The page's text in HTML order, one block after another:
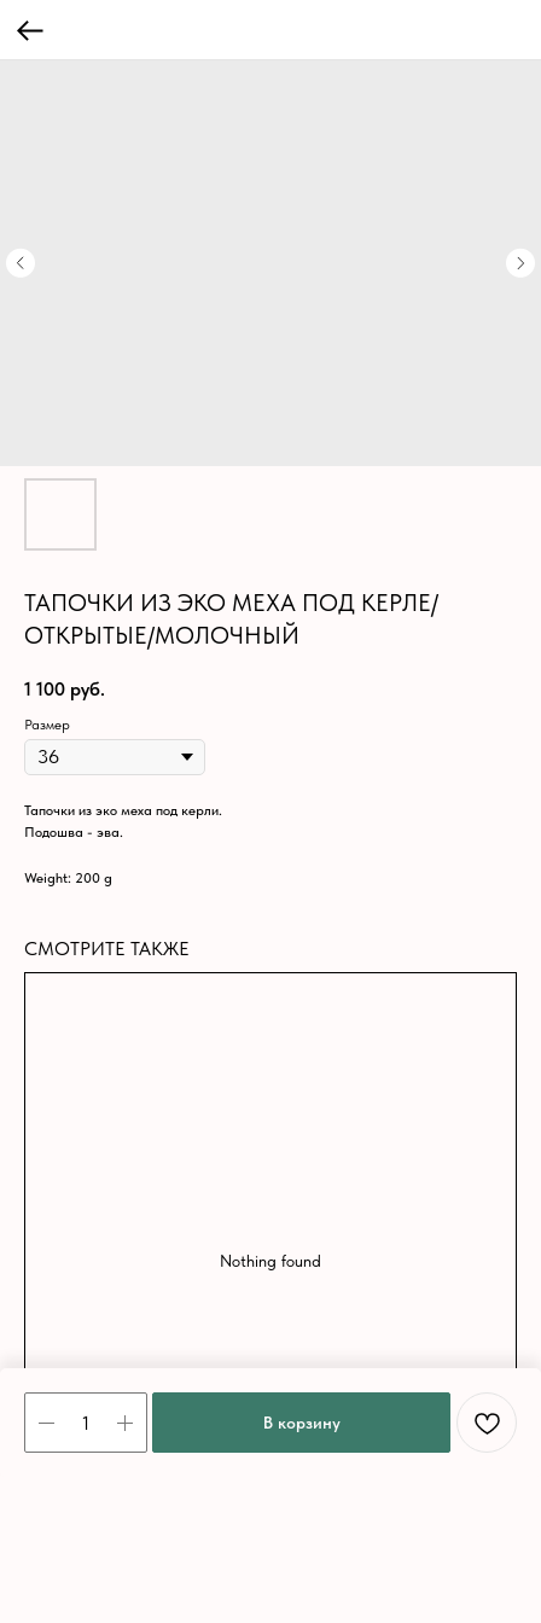
ТАПОЧКИ ИЗ ЭКО МЕХА ПОД КЕРЛЕ/
ОТКРЫТЫЕ/МОЛОЧНЫЙ
1 100 руб.
Размер
В корзину
Тапочки из эко меха под керли.
Подошва - эва.
Weight: 200 g
СМОТРИТЕ ТАКЖЕ
Nothing found